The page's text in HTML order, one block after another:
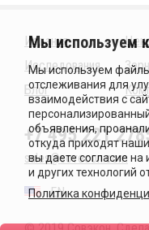
Издания
Исследования
Блог
+7 495 221
sales@sovecon.com
EN
Политика